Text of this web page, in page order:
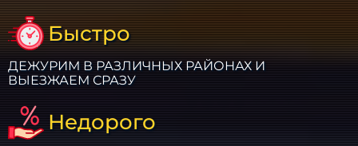
Быстро
ДЕЖУРИМ В РАЗЛИЧНЫХ РАЙОНАХ И
ВЫЕЗЖАЕМ СРАЗУ
Недорого